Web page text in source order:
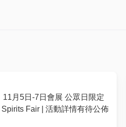
$500 + 5%手續費 (適用於 2-11 歲)
元購票優惠。
月5日-7日會展 公眾日限定
Fair | 活動詳情有待公佈